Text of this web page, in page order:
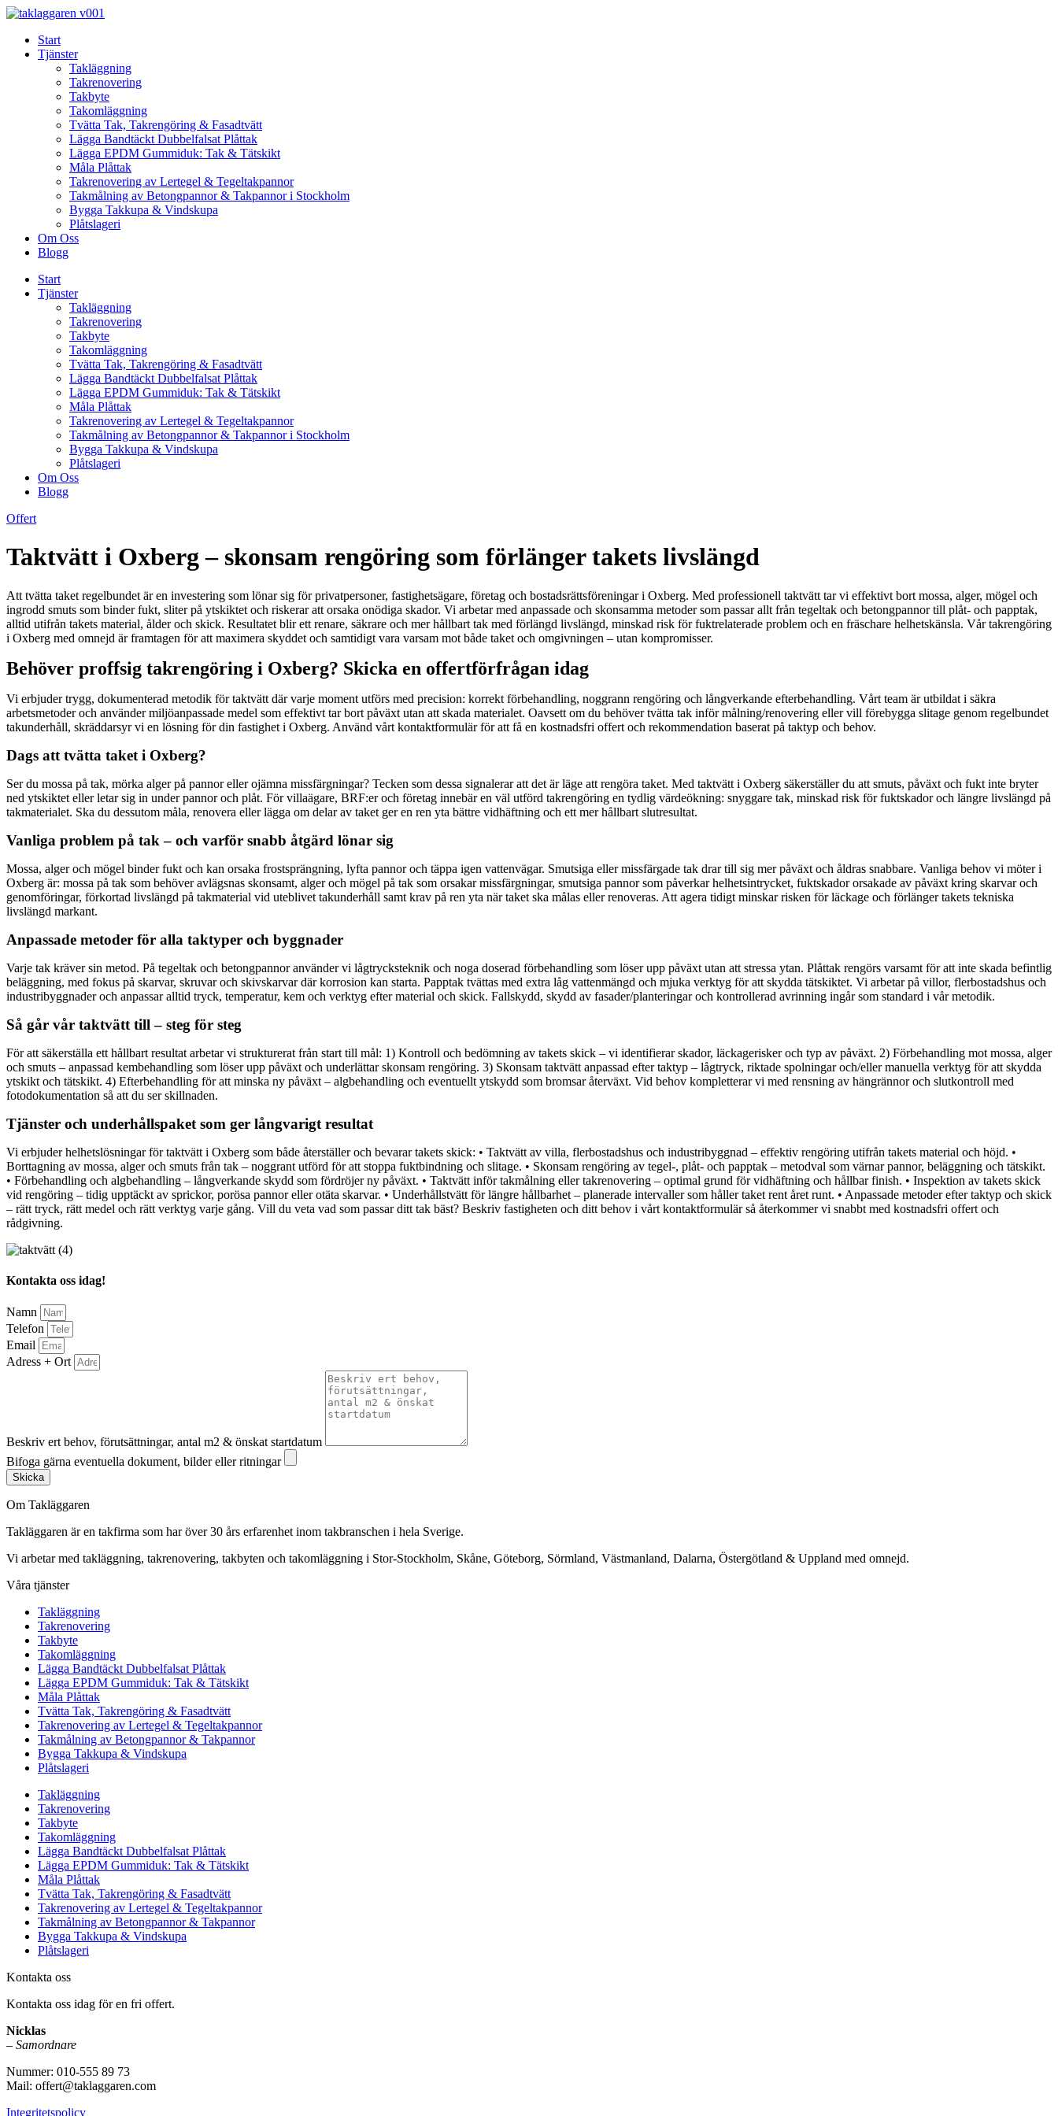
Skip
contentStart
Tjänster
Takläggning
Takrenovering
Takbyte
Takomläggning
Tvätta Tak, Takrengöring & Fasadtvätt
Lägga Bandtäckt Dubbelfalsat Plåttak
Lägga EPDM Gummiduk: Tak & Tätskikt
Måla Plåttak
Takrenovering av Lertegel & Tegeltakpannor
Takmålning av Betongpannor & Takpannor i Stockholm
Bygga Takkupa & Vindskupa
Plåtslageri
Om Oss
Blogg
Start
Tjänster
Takläggning
Takrenovering
Takbyte
Takomläggning
Tvätta Tak, Takrengöring & Fasadtvätt
Lägga Bandtäckt Dubbelfalsat Plåttak
Lägga EPDM Gummiduk: Tak & Tätskikt
Måla Plåttak
Takrenovering av Lertegel & Tegeltakpannor
Takmålning av Betongpannor & Takpannor i Stockholm
Bygga Takkupa & Vindskupa
Plåtslageri
Om Oss
Blogg
Offert
Taktvätt i Oxberg – skonsam rengöring som förlänger takets livslängd
Att tvätta taket regelbundet är en investering som lönar sig för privatpersoner, fastighetsägare, företag och bostadsrättsföreningar i Oxberg. Med professionell taktvätt tar vi effektivt bort mossa, alger, mögel och
ingrodd smuts som binder fukt, sliter på ytskiktet och riskerar att orsaka onödiga skador. Vi arbetar med anpassade och skonsamma metoder som passar allt från tegeltak och betongpannor till plåt- och papptak,
alltid utifrån takets material, ålder och skick. Resultatet blir ett renare, säkrare och mer hållbart tak med förlängd livslängd, minskad risk för fuktrelaterade problem och en fräschare helhetskänsla. Vår takrengöring
i Oxberg med omnejd är framtagen för att maximera skyddet och samtidigt vara varsam mot både taket och omgivningen – utan kompromisser.
Behöver proffsig takrengöring i Oxberg? Skicka en offertförfrågan idag
Vi erbjuder trygg, dokumenterad metodik för taktvätt där varje moment utförs med precision: korrekt förbehandling, noggrann rengöring och långverkande efterbehandling. Vårt team är utbildat i säkra
arbetsmetoder och använder miljöanpassade medel som effektivt tar bort påväxt utan att skada materialet. Oavsett om du behöver tvätta tak inför målning/renovering eller vill förebygga slitage genom regelbundet
takunderhåll, skräddarsyr vi en lösning för din fastighet i Oxberg. Använd vårt kontaktformulär för att få en kostnadsfri offert och rekommendation baserat på taktyp och behov.
Dags att tvätta taket i Oxberg?
Ser du mossa på tak, mörka alger på pannor eller ojämna missfärgningar? Tecken som dessa signalerar att det är läge att rengöra taket. Med taktvätt i Oxberg säkerställer du att smuts, påväxt och fukt inte bryter
ned ytskiktet eller letar sig in under pannor och plåt. För villaägare, BRF:er och företag innebär en väl utförd takrengöring en tydlig värdeökning: snyggare tak, minskad risk för fuktskador och längre livslängd på
takmaterialet. Ska du dessutom måla, renovera eller lägga om delar av taket ger en ren yta bättre vidhäftning och ett mer hållbart slutresultat.
Vanliga problem på tak – och varför snabb åtgärd lönar sig
Mossa, alger och mögel binder fukt och kan orsaka frostsprängning, lyfta pannor och täppa igen vattenvägar. Smutsiga eller missfärgade tak drar till sig mer påväxt och åldras snabbare. Vanliga behov vi möter i
Oxberg är: mossa på tak som behöver avlägsnas skonsamt, alger och mögel på tak som orsakar missfärgningar, smutsiga pannor som påverkar helhetsintrycket, fuktskador orsakade av påväxt kring skarvar och
genomföringar, förkortad livslängd på takmaterial vid uteblivet takunderhåll samt krav på ren yta när taket ska målas eller renoveras. Att agera tidigt minskar risken för läckage och förlänger takets tekniska
livslängd markant.
Anpassade metoder för alla taktyper och byggnader
Varje tak kräver sin metod. På tegeltak och betongpannor använder vi lågtrycksteknik och noga doserad förbehandling som löser upp påväxt utan att stressa ytan. Plåttak rengörs varsamt för att inte skada befintlig
beläggning, med fokus på skarvar, skruvar och skivskarvar där korrosion kan starta. Papptak tvättas med extra låg vattenmängd och mjuka verktyg för att skydda tätskiktet. Vi arbetar på villor, flerbostadshus och
industribyggnader och anpassar alltid tryck, temperatur, kem och verktyg efter material och skick. Fallskydd, skydd av fasader/planteringar och kontrollerad avrinning ingår som standard i vår metodik.
Så går vår taktvätt till – steg för steg
För att säkerställa ett hållbart resultat arbetar vi strukturerat från start till mål: 1) Kontroll och bedömning av takets skick – vi identifierar skador, läckagerisker och typ av påväxt. 2) Förbehandling mot mossa, alger
och smuts – anpassad kembehandling som löser upp påväxt och underlättar skonsam rengöring. 3) Skonsam taktvätt anpassad efter taktyp – lågtryck, riktade spolningar och/eller manuella verktyg för att skydda
ytskikt och tätskikt. 4) Efterbehandling för att minska ny påväxt – algbehandling och eventuellt ytskydd som bromsar återväxt. Vid behov kompletterar vi med rensning av hängrännor och slutkontroll med
fotodokumentation så att du ser skillnaden.
Tjänster och underhållspaket som ger långvarigt resultat
Vi erbjuder helhetslösningar för taktvätt i Oxberg som både återställer och bevarar takets skick: • Taktvätt av villa, flerbostadshus och industribyggnad – effektiv rengöring utifrån takets material och höjd. •
Borttagning av mossa, alger och smuts från tak – noggrant utförd för att stoppa fuktbindning och slitage. • Skonsam rengöring av tegel-, plåt- och papptak – metodval som värnar pannor, beläggning och tätskikt.
• Förbehandling och algbehandling – långverkande skydd som fördröjer ny påväxt. • Taktvätt inför takmålning eller takrenovering – optimal grund för vidhäftning och hållbar finish. • Inspektion av takets skick
vid rengöring – tidig upptäckt av sprickor, porösa pannor eller otäta skarvar. • Underhållstvätt för längre hållbarhet – planerade intervaller som håller taket rent året runt. • Anpassade metoder efter taktyp och skick
– rätt tryck, rätt medel och rätt verktyg varje gång. Vill du veta vad som passar ditt tak bäst? Beskriv fastigheten och ditt behov i vårt kontaktformulär så återkommer vi snabbt med kostnadsfri offert och
rådgivning.
Kontakta oss idag!
Namn
Telefon
Email
Adress + Ort
Beskriv ert behov, förutsättningar, antal m2 & önskat startdatum
Bifoga gärna eventuella dokument, bilder eller ritningar
Skicka
Om Takläggaren
Takläggaren är en takfirma som har över 30 års erfarenhet inom takbranschen i hela Sverige.
Vi arbetar med takläggning, takrenovering, takbyten och takomläggning i Stor-Stockholm, Skåne, Göteborg, Sörmland, Västmanland, Dalarna, Östergötland & Uppland med omnejd.
Våra tjänster
Takläggning
Takrenovering
Takbyte
Takomläggning
Lägga Bandtäckt Dubbelfalsat Plåttak
Lägga EPDM Gummiduk: Tak & Tätskikt
Måla Plåttak
Tvätta Tak, Takrengöring & Fasadtvätt
Takrenovering av Lertegel & Tegeltakpannor
Takmålning av Betongpannor & Takpannor
Bygga Takkupa & Vindskupa
Plåtslageri
Takläggning
Takrenovering
Takbyte
Takomläggning
Lägga Bandtäckt Dubbelfalsat Plåttak
Lägga EPDM Gummiduk: Tak & Tätskikt
Måla Plåttak
Tvätta Tak, Takrengöring & Fasadtvätt
Takrenovering av Lertegel & Tegeltakpannor
Takmålning av Betongpannor & Takpannor
Bygga Takkupa & Vindskupa
Plåtslageri
Kontakta oss
Kontakta oss idag för en fri offert.
Nicklas
– Samordnare
Nummer: 010-555 89 73
Mail: offert@taklaggaren.com
Integritetspolicy